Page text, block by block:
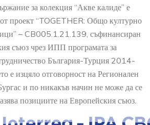
за колекция “Акве калиде” е
от проект “TOGETHER: Общо културно
– CB005.1.21.139, съфинансиран
съюз чрез ИПП програмата за
България-Турция 2014-
е изцяло отговорност на Регионален
и по никакъв начин не може да се
позициите на Европейския съюз.